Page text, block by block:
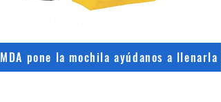
MDA pone la mochila ayúdanos a llenarla